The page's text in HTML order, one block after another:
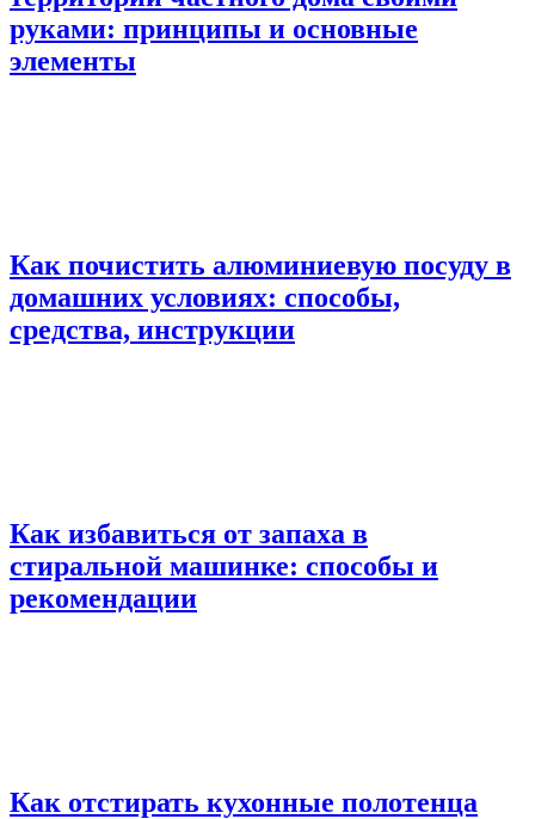
руками: принципы и основные
элементы
Как почистить алюминиевую посуду в
домашних условиях: способы,
средства, инструкции
Как избавиться от запаха в
стиральной машинке: способы и
рекомендации
Как отстирать кухонные полотенца